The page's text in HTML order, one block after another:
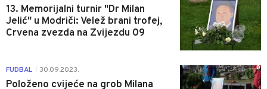
13. Memorijalni turnir "Dr Milan
Jelić" u Modriči: Velež brani trofej,
Crvena zvezda na Zvijezdu 09
FUDBAL 30.09.2023.
Položeno cvijeće na grob Milana
0